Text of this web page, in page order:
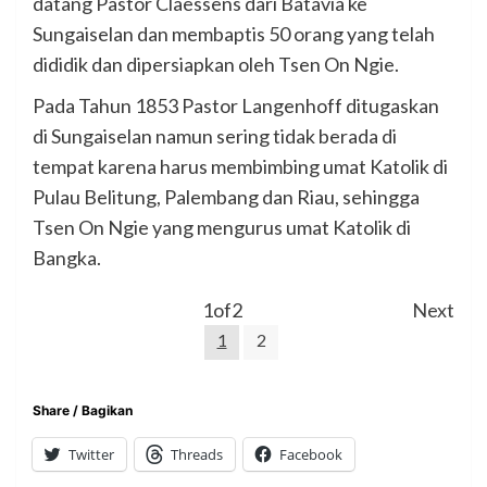
Sungaiselan dan membaptis 50 orang yang telah
dididik dan dipersiapkan oleh Tsen On Ngie.
Pada Tahun 1853 Pastor Langenhoff ditugaskan
di Sungaiselan namun sering tidak berada di
tempat karena harus membimbing umat Katolik di
Pulau Belitung, Palembang dan Riau, sehingga
Tsen On Ngie yang mengurus umat Katolik di
Bangka.
Next
1of2
1 2
Share / Bagikan
Twitter Threads Facebook